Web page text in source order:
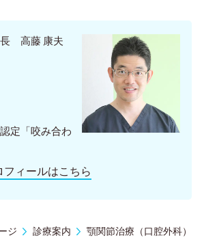
高藤 康夫
定「咬み合わ
ィールはこちら
ジ 診療案内 顎関節治療（口腔外科）